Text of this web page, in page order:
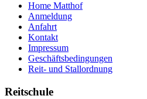
Home Matthof
Anmeldung
Anfahrt
Kontakt
Impressum
Geschäftsbedingungen
Reit- und Stallordnung
Reitschule